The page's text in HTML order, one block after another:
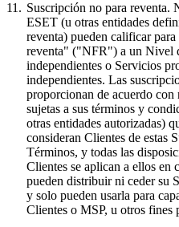
11. Suscripción no para reventa.
ESET (u otras entidades
reventa) pueden calificar
reventa" ("NFR") a un Nivel
independientes o Servicios
independientes. Las
proporcionan de acuerdo
sujetas a sus términos y
otras entidades autorizadas)
consideran Clientes de estas
Términos, y todas las
Clientes se aplican a ellos en
pueden distribuir ni ceder su
y solo pueden usarla para
Clientes o MSP, u otros